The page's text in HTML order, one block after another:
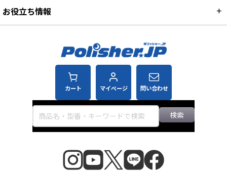
カート マイページ 問い合わせ
検索
お役立ち情報